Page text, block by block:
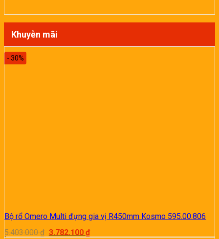
Khuyễn mãi
- 30%
Bộ rổ Omero Multi đựng gia vị R450mm Kosmo 595.00.806
5.403.000₫ Giá
3.782.100 ₫Giá